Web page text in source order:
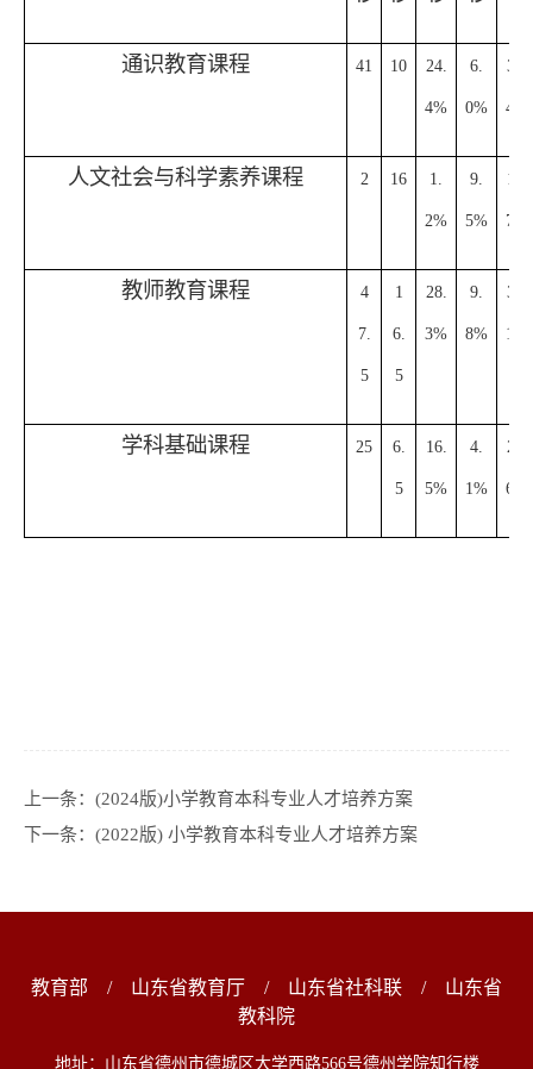
通识教育课程 41 10 24.
4%
6.
0%
30.
4%
人文社会与科学素养课程 2 16 1.
2%
9.
5%
10.
7%
教师教育课程 4
7.
5
1
6.
5
28.
3%
9.
8%
38.
1%
学科基础课程 25 6.
5
16.
5%
4.
1%
20.
6%
上一条： (2024版)小学教育本科专业人才培养方案
下一条： (2022版) 小学教育本科专业人才培养方案
教育部 / 山东省教育厅 / 山东省社科联 /
山东省
教科院
地址：山东省德州市德城区大学西路566号德州学院知行楼